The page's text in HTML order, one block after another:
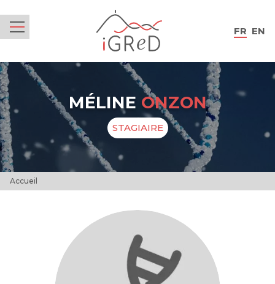
FR EN
MÉLINE ONZON
STAGIAIRE
Accueil